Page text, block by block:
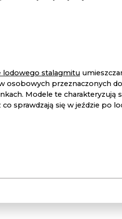
lodowego stalagmitu
osobowych przeznaczonych
Modele te charakteryzują
sprawdzają się w jeździe po